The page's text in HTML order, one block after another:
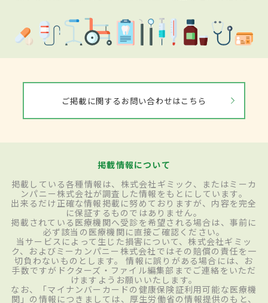
ご掲載に関するお問い合わせはこちら
掲載情報について
掲載している各種情報は、株式会社ギミック、またはミーカ
ンパニー株式会社が調査した情報をもとにしています。
出来るだけ正確な情報掲載に努めておりますが、内容を完全
に保証するものではありません。
掲載されている医療機関へ受診を希望される場合は、事前に
必ず該当の医療機関に直接ご確認ください。
当サービスによって生じた損害について、株式会社ギミッ
ク、およびミーカンパニー株式会社ではその賠償の責任を一
切負わないものとします。 情報に誤りがある場合には、お
手数ですがドクターズ・ファイル編集部までご連絡をいただ
けますようお願いいたします。
なお、「マイナンバーカードの健康保険証利用可能な医療機
関」の情報につきましては、厚生労働省の情報提供のもと、